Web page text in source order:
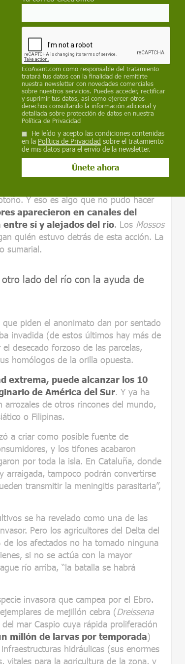
eleva la cifra a unas 300.
tiernas plantas acuáticas podría acabar
de inmenso valor ecológico que
de l'Ebre y de la Reserva de la
en mayo por la Unesco.
colocación de trampas barrera
uso de saponinas, salinización activa
agua de mar o lanzando sal a los
desagües, todos estos métodos se han
de batalla contra el caracol, pero la
la mitad sur del delta. El
Y eso es algo que no pudo hacer
aparecieron en canales del
sí y alejados del río. Los Mossos
quién estuvo detrás de esta acción. La
sumarial.
lado del río con la ayuda de
piden el anonimato dan por sentado
invadida (de estos últimos hay más de
desecado forzoso de las parcelas,
homólogos de la orilla opuesta.
extrema, puede alcanzar los 10
de América del Sur. Y ya ha
arrozales de otros rincones del mundo,
o Filipinas.
a criar como posible fuente de
y los tifones acabaron
por toda la isla. En Cataluña, donde
arraigada, tampoco podrán convertirse
transmitir la meningitis parasitaria”,
se ha revelado como una de las
Pero los agricultores del Delta del
los afectados no ha tomado ninguna
si no se actúa con la mayor
río arriba, “la batalla se habrá
invasora que campea por el Ebro.
de mejillón cebra (Dreissena
mar Caspio cuya rápida proliferación
millón de larvas por temporada)
hidráulicas (sus enormes
vitales para la agricultura de la zona, y
EcoAvant.com como responsable del tratamiento
tratará tus datos con la finalidad de remitirte
nuestra newsletter con novedades comerciales
sobre nuestros servicios. Puedes acceder, rectificar
y suprimir tus datos, así como ejercer otros
derechos consultando la información adicional y
detallada sobre protección de datos en nuestra
Política de Privacidad
He leído y acepto las condiciones contenidas
en la Política de Privacidad sobre el tratamiento
de mis datos para el envío de la newsletter.